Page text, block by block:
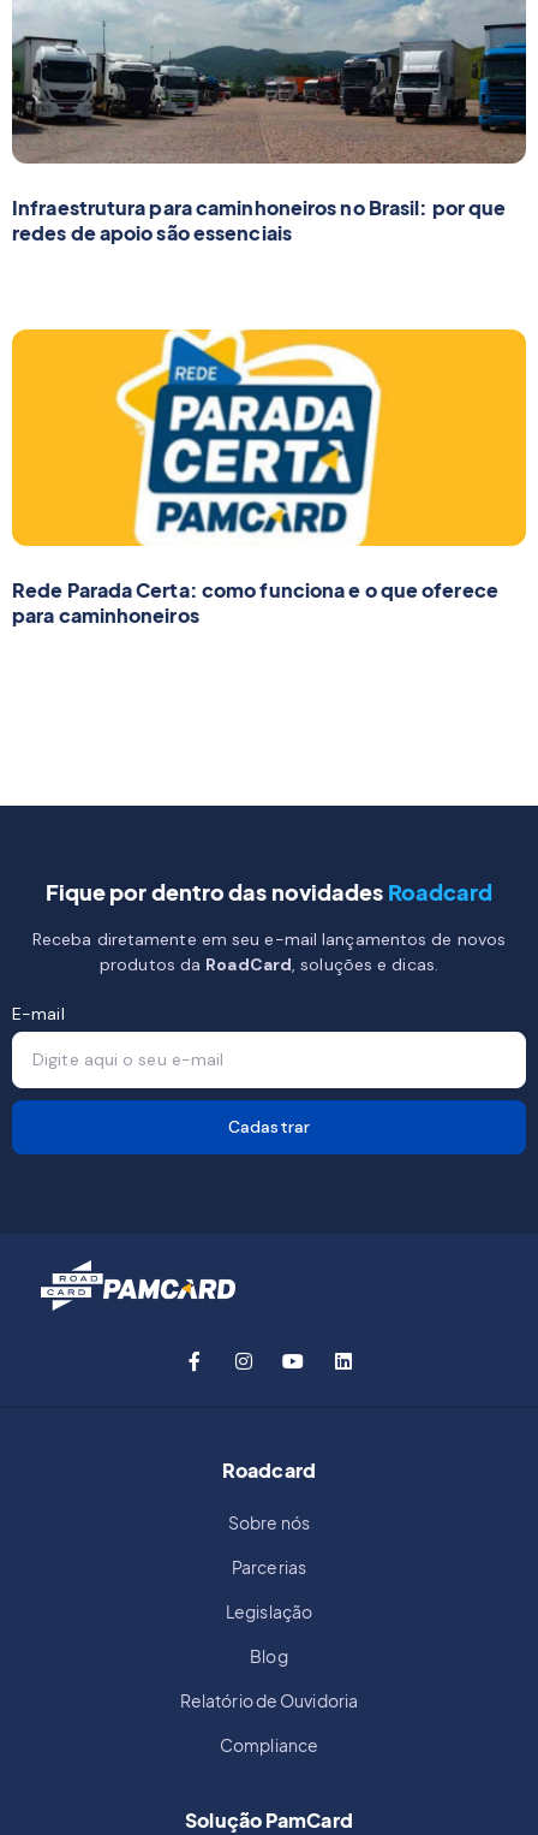
Infraestrutura para caminhoneiros no Brasil: por que
redes de apoio são essenciais
Rede Parada Certa: como funciona e o que oferece
para caminhoneiros
Fique por dentro das novidades Roadcard
Receba diretamente em seu e-mail lançamentos de novos
produtos da RoadCard, soluções e dicas.
E-mail
Cadastrar
Roadcard
Sobre nós
Parcerias
Legislação
Blog
Relatório de Ouvidoria
Compliance
Solução PamCard